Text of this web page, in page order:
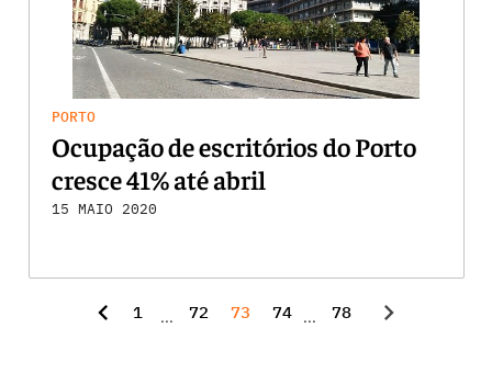
PORTO
Ocupação de escritórios do Porto
cresce 41% até abril
15 MAIO 2020
chevron_left 1 ... 72 73 74 ... 78 chevron_right